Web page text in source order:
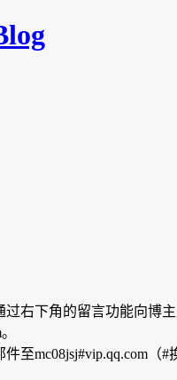
右下角的留言功能向博主
至mc08jsj#vip.qq.com（#